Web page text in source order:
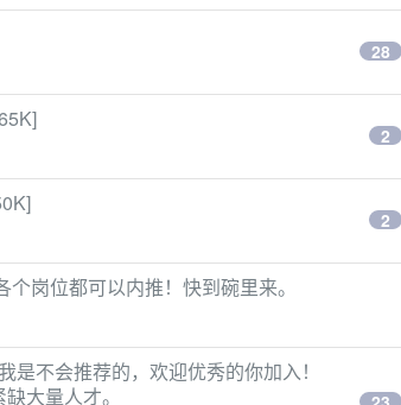
28
2
2
岗位都可以内推！快到碗里来。
不会推荐的，欢迎优秀的你加入！
大量人才。